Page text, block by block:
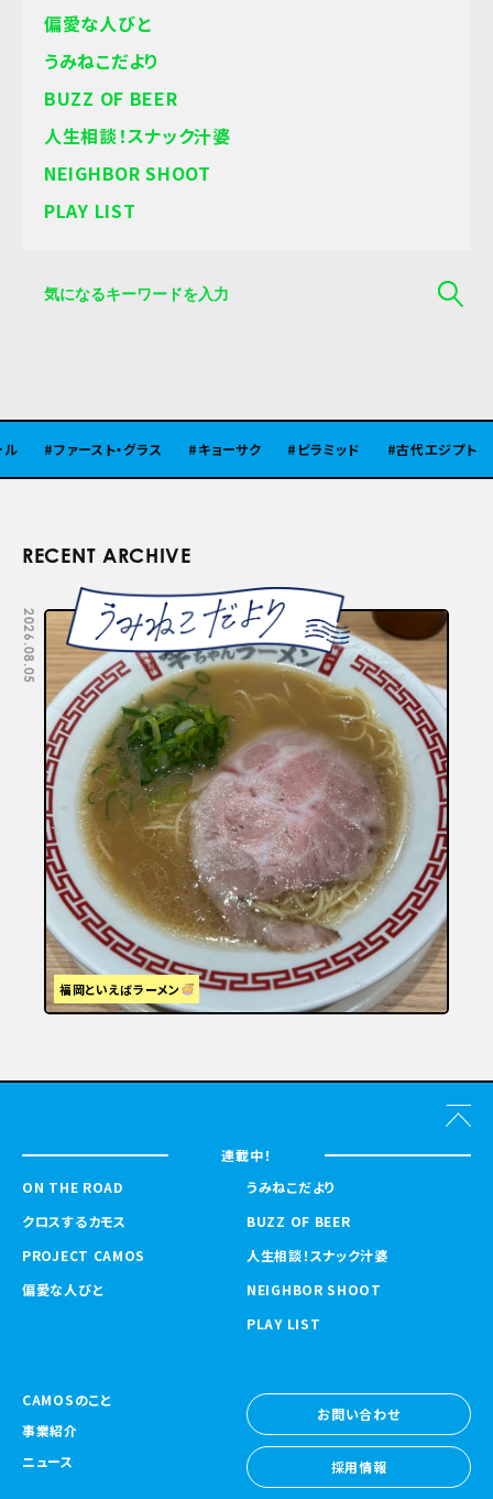
偏愛な人びと
うみねこだより
BUZZ OF BEER
人生相談！スナック汁婆
NEIGHBOR SHOOT
PLAY LIST
ファースト・グラス キョーサク ピラミッド 古代エジプト
RECENT ARCHIVE
2026.08.05
福岡といえばラーメン
連載中！
ON THE ROAD
クロスするカモス
PROJECT CAMOS
偏愛な人びと
うみねこだより
BUZZ OF BEER
人生相談！スナック汁婆
NEIGHBOR SHOOT
PLAY LIST
CAMOSのこと
事業紹介
ニュース
お問い合わせ
お問い合わせ
採用情報